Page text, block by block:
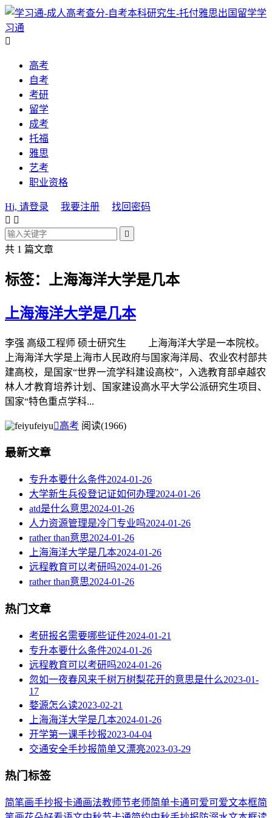
学
习通

高考
自考
考研
留学
成考
托福
雅思
艺考
职业资格
Hi, 请登录 我要注册
找回密码
 

共 1 篇文章
标签：上海海洋大学是几本
上海海洋大学是几本
李强 高级工程师 硕士研究生 上海海洋大学是一本院校。
上海海洋大学是上海市人民政府与国家海洋局、农业农村部共
建高校，是国家“世界一流学科建设高校”，入选教育部卓越农
林人才教育培养计划、国家建设高水平大学公派研究生项目、
国家“特色重点学科...
feiyu高考 阅读(1966)
最新文章
专升本要什么条件2024-01-26
大学新生兵役登记证如何办理2024-01-26
atd是什么意思2024-01-26
人力资源管理是冷门专业吗2024-01-26
rather than意思2024-01-26
上海海洋大学是几本2024-01-26
远程教育可以考研吗2024-01-26
rather than意思2024-01-26
热门文章
考研报名需要哪些证件2024-01-21
专升本要什么条件2024-01-26
远程教育可以考研吗2024-01-26
忽如一夜春风来千树万树梨花开的意思是什么2023-01-
17
婺源怎么读2023-02-21
上海海洋大学是几本2024-01-26
开学第一课手抄报2023-04-04
交通安全手抄报简单又漂亮2023-03-29
热门标签
简笔画手抄报卡通画法教师节老师简单卡通可爱可爱文本框简